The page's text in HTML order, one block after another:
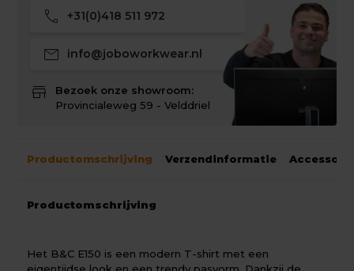
call +31(0)418 511 972
mail info@joboworkwear.nl
store
Bezoek onze showroom:
Provincialeweg 59 - Velddriel
Productomschrijving Verzendinformatie
Productomschrijving
Het B&C E150 is een modern T-shirt met een
eigentijdse look en een trendy pasvorm. Dankzij de